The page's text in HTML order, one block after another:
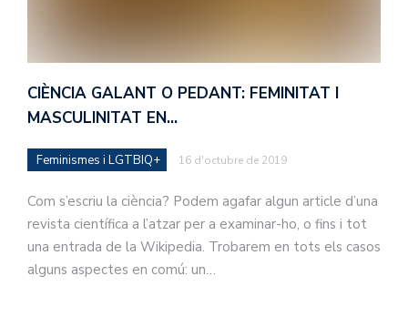
CIÈNCIA GALANT O PEDANT: FEMINITAT I
MASCULINITAT EN…
Feminismes i LGTBIQ+ 16 d'octubre de 2019
Com s’escriu la ciència? Podem agafar algun article d’una
revista científica a l’atzar per a examinar-ho, o fins i tot
una entrada de la Wikipedia. Trobarem en tots els casos
alguns aspectes en comú: un…